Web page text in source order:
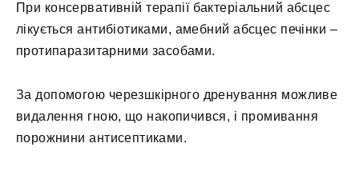
При консервативній терапії бактеріальний абсцес
лікується антибіотиками, амебний абсцес печінки –
протипаразитарними засобами.
За допомогою черезшкірного дренування можливе
видалення гною, що накопичився, і промивання
порожнини антисептиками.